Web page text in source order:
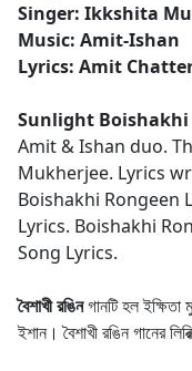
Singer: Ikkshita
Music: Amit-Ishan
Lyrics: Amit
Sunlight Boishakhi
Amit & Ishan duo.
Mukherjee. Lyrics
Boishakhi Rongeen
Lyrics. Boishakhi
Song Lyrics.
বৈশাখী রঙিনগানটি হল ইক্ষিতা
ইশান। বৈশাখী রঙিন গানের